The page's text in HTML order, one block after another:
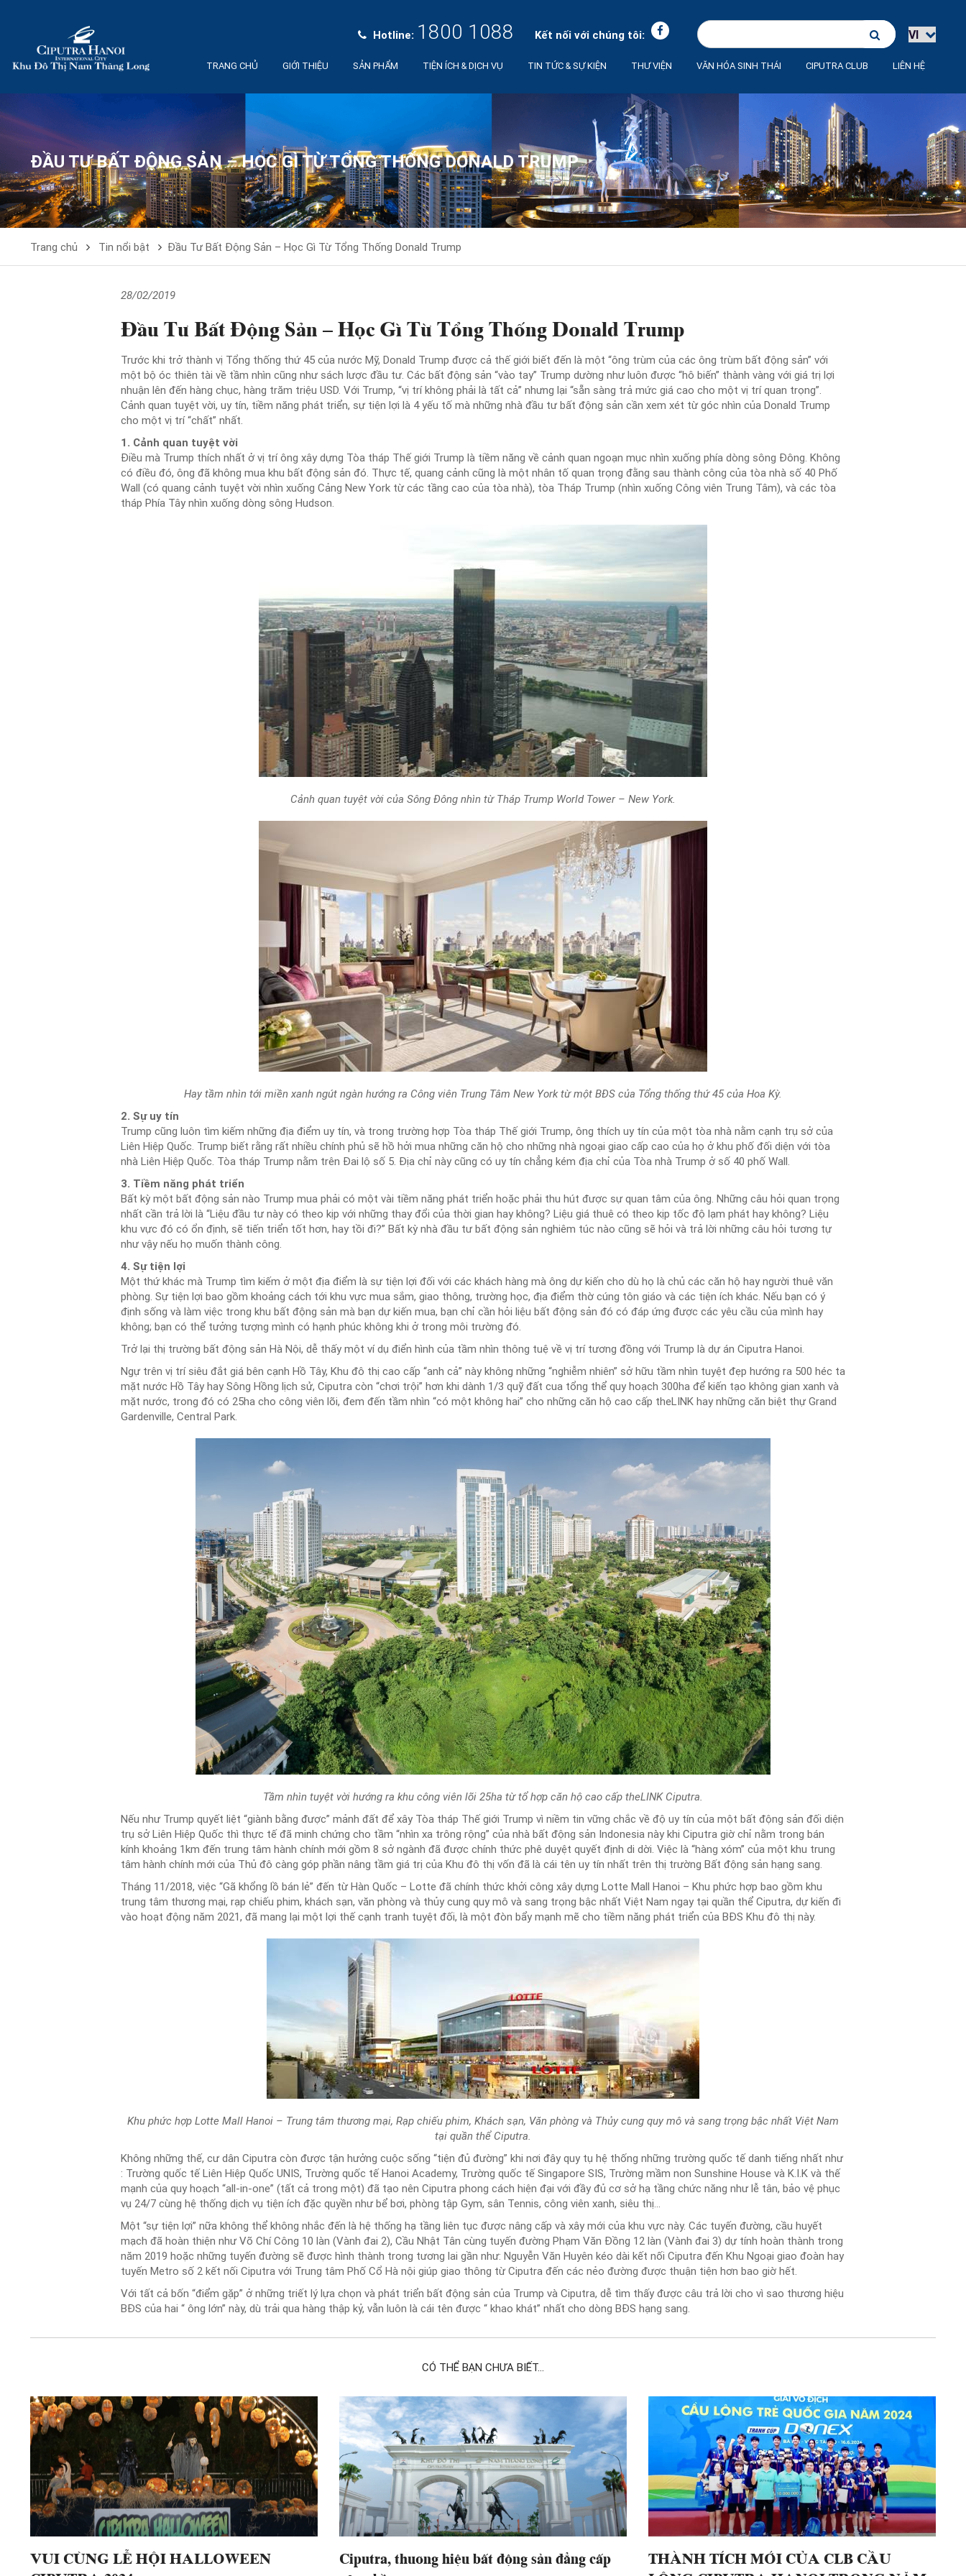
Hotline: 1800 1088 Kết nối với chúng tôi:
TRANG CHỦ GIỚI THIỆU SẢN PHẨM TIỆN ÍCH & DỊCH VỤ TIN TỨC & SỰ KIỆN THƯ VIỆN VĂN HÓA SINH THÁI CIPUTRA CLUB LIÊN HỆ
ĐẦU TƯ BẤT ĐỘNG SẢN – HỌC GÌ TỪ TỔNG THỐNG DONALD TRUMP
Trang chủ Tin nổi bật Đầu Tư Bất Động Sản – Học Gì Từ Tổng Thống Donald Trump
28/02/2019
Đầu Tư Bất Động Sản – Học Gì Từ Tổng Thống Donald Trump
Trước khi trở thành vị Tổng thống thứ 45 của nước Mỹ, Donald Trump được cả thế giới biết đến là một “ông trùm của các ông trùm bất động sản” với
một bộ óc thiên tài về tầm nhìn cũng như sách lược đầu tư. Các bất động sản “vào tay” Trump dường như luôn được “hô biến” thành vàng với giá trị lợi
nhuận lên đến hàng chục, hàng trăm triệu USD. Với Trump, “vị trí không phải là tất cả” nhưng lại “sẵn sàng trả mức giá cao cho một vị trí quan trọng”.
Cảnh quan tuyệt vời, uy tín, tiềm năng phát triển, sự tiện lợi là 4 yếu tố mà những nhà đầu tư bất động sản cần xem xét từ góc nhìn của Donald Trump
cho một vị trí “chất” nhất.
1. Cảnh quan tuyệt vời
Điều mà Trump thích nhất ở vị trí ông xây dựng Tòa tháp Thế giới Trump là tiềm năng về cảnh quan ngoạn mục nhìn xuống phía dòng sông Đông. Không
có điều đó, ông đã không mua khu bất động sản đó. Thực tế, quang cảnh cũng là một nhân tố quan trọng đằng sau thành công của tòa nhà số 40 Phố
Wall (có quang cảnh tuyệt vời nhìn xuống Cảng New York từ các tầng cao của tòa nhà), tòa Tháp Trump (nhìn xuống Công viên Trung Tâm), và các tòa
tháp Phía Tây nhìn xuống dòng sông Hudson.
Cảnh quan tuyệt vời của Sông Đông nhìn từ Tháp Trump World Tower – New York.
Hay tầm nhìn tới miền xanh ngút ngàn hướng ra Công viên Trung Tâm New York từ một BĐS của Tổng thống thứ 45 của Hoa Kỳ.
2. Sự uy tín
Trump cũng luôn tìm kiếm những địa điểm uy tín, và trong trường hợp Tòa tháp Thế giới Trump, ông thích uy tín của một tòa nhà nằm cạnh trụ sở của
Liên Hiệp Quốc. Trump biết rằng rất nhiều chính phủ sẽ hồ hởi mua những căn hộ cho những nhà ngoại giao cấp cao của họ ở khu phố đối diện với tòa
nhà Liên Hiệp Quốc. Tòa tháp Trump nằm trên Đai lộ số 5. Địa chỉ này cũng có uy tín chẳng kém địa chỉ của Tòa nhà Trump ở số 40 phố Wall.
3. Tiềm năng phát triển
Bất kỳ một bất động sản nào Trump mua phải có một vài tiềm năng phát triển hoặc phải thu hút được sự quan tâm của ông. Những câu hỏi quan trọng
nhất cần trả lời là “Liệu đầu tư này có theo kịp với những thay đổi của thời gian hay không? Liệu giá thuê có theo kịp tốc độ lạm phát hay không? Liệu
khu vực đó có ổn định, sẽ tiến triển tốt hơn, hay tồi đi?” Bất kỳ nhà đầu tư bất động sản nghiêm túc nào cũng sẽ hỏi và trả lời những câu hỏi tương tự
như vậy nếu họ muốn thành công.
4. Sự tiện lợi
Một thứ khác mà Trump tìm kiếm ở một địa điểm là sự tiện lợi đối với các khách hàng mà ông dự kiến cho dù họ là chủ các căn hộ hay người thuê văn
phòng. Sự tiện lợi bao gồm khoảng cách tới khu vực mua sắm, giao thông, trường học, địa điểm thờ cúng tôn giáo và các tiện ích khác. Nếu bạn có ý
định sống và làm việc trong khu bất động sản mà bạn dự kiến mua, bạn chỉ cần hỏi liệu bất động sản đó có đáp ứng được các yêu cầu của mình hay
không; bạn có thể tưởng tượng mình có hạnh phúc không khi ở trong môi trường đó.
Trở lại thị trường bất động sản Hà Nội, dễ thấy một ví dụ điển hình của tầm nhìn thông tuệ về vị trí tương đồng với Trump là dự án Ciputra Hanoi.
Ngự trên vị trí siêu đắt giá bên cạnh Hồ Tây, Khu đô thị cao cấp “anh cả” này không những “nghiễm nhiên” sở hữu tầm nhìn tuyệt đẹp hướng ra 500 héc ta
mặt nước Hồ Tây hay Sông Hồng lịch sử, Ciputra còn “chơi trội” hơn khi dành 1/3 quỹ đất cua tổng thể quy hoạch 300ha để kiến tạo không gian xanh và
mặt nước, trong đó có 25ha cho công viên lõi, đem đến tầm nhìn “có một không hai” cho những căn hộ cao cấp theLINK hay những căn biệt thự Grand
Gardenville, Central Park.
Tầm nhìn tuyệt vời hướng ra khu công viên lõi 25ha từ tổ hợp căn hộ cao cấp theLINK Ciputra.
Nếu như Trump quyết liệt “giành bằng được” mảnh đất để xây Tòa tháp Thế giới Trump vì niềm tin vững chắc về độ uy tín của một bất động sản đối diện
trụ sở Liên Hiệp Quốc thì thực tế đã minh chứng cho tầm “nhìn xa trông rộng” của nhà bất động sản Indonesia này khi Ciputra giờ chỉ nằm trong bán
kính khoảng 1km đến trung tâm hành chính mới gồm 8 sở ngành đã được chính thức phê duyệt quyết định di dời. Việc là “hàng xóm” của một khu trung
tâm hành chính mới của Thủ đô càng góp phần nâng tầm giá trị của Khu đô thị vốn đã là cái tên uy tín nhất trên thị trường Bất động sản hạng sang.
Tháng 11/2018, việc “Gã khổng lồ bán lẻ” đến từ Hàn Quốc – Lotte đã chính thức khởi công xây dựng Lotte Mall Hanoi – Khu phức hợp bao gồm khu
trung tâm thương mại, rạp chiếu phim, khách sạn, văn phòng và thủy cung quy mô và sang trọng bậc nhất Việt Nam ngay tại quần thể Ciputra, dự kiến đi
vào hoạt động năm 2021, đã mang lại một lợi thế cạnh tranh tuyệt đối, là một đòn bẩy mạnh mẽ cho tiềm năng phát triển của BĐS Khu đô thị này.
Khu phức hợp Lotte Mall Hanoi – Trung tâm thương mại, Rạp chiếu phim, Khách sạn, Văn phòng và Thủy cung quy mô và sang trọng bậc nhất Việt Nam
tại quần thể Ciputra.
Không những thế, cư dân Ciputra còn được tận hưởng cuộc sống “tiện đủ đường” khi nơi đây quy tụ hệ thống những trường quốc tế danh tiếng nhất như
: Trường quốc tế Liên Hiệp Quốc UNIS, Trường quốc tế Hanoi Academy, Trường quốc tế Singapore SIS, Trường mầm non Sunshine House và K.I.K và thế
mạnh của quy hoạch “all-in-one” (tất cả trong một) đã tạo nên Ciputra phong cách hiện đại với đầy đủ cơ sở hạ tầng chức năng như lễ tân, bảo vệ phục
vụ 24/7 cùng hệ thống dịch vụ tiện ích đặc quyền như bể bơi, phòng tập Gym, sân Tennis, công viên xanh, siêu thị…
Một “sự tiện lợi” nữa không thể không nhắc đến là hệ thống hạ tầng liên tục được nâng cấp và xây mới của khu vực này. Các tuyến đường, cầu huyết
mạch đã hoàn thiện như Võ Chí Công 10 làn (Vành đai 2), Cầu Nhật Tân cùng tuyến đường Phạm Văn Đồng 12 làn (Vành đai 3) dự tính hoàn thành trong
năm 2019 hoặc những tuyến đường sẽ được hình thành trong tương lai gần như: Nguyễn Văn Huyên kéo dài kết nối Ciputra đến Khu Ngoại giao đoàn hay
tuyến Metro số 2 kết nối Ciputra với Trung tâm Phố Cổ Hà nội giúp giao thông từ Ciputra đến các nẻo đường được thuận tiện hơn bao giờ hết.
Với tất cả bốn “điểm gặp” ở những triết lý lựa chọn và phát triển bất động sản của Trump và Ciputra, dễ tìm thấy được câu trả lời cho vì sao thương hiệu
BĐS của hai “ ông lớn” này, dù trải qua hàng thập kỷ, vẫn luôn là cái tên được “ khao khát” nhất cho dòng BĐS hạng sang.
CÓ THỂ BẠN CHƯA BIẾT...
VUI CÙNG LỄ HỘI HALLOWEEN
Ciputra, thương hiệu bất động sản đẳng cấp
THÀNH TÍCH MỚI CỦA CLB CẦU